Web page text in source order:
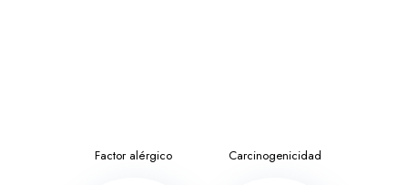
Factor alérgico Carcinogenicidad